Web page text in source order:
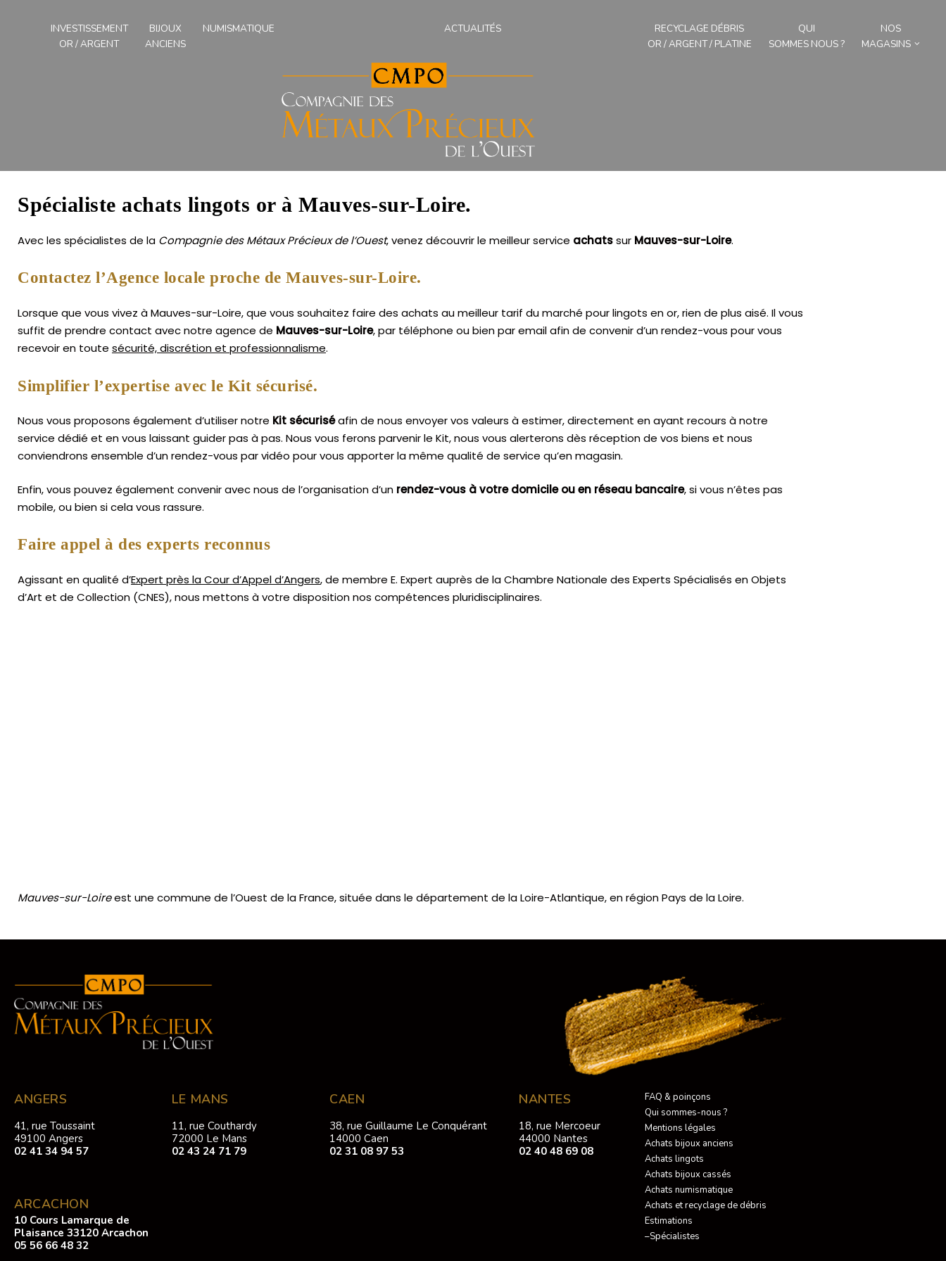
INVESTISSEMENT
OR / ARGENT
BIJOUX
ANCIENS
NUMISMATIQUE ACTUALITÉS
RECYCLAGE DÉBRIS
OR / ARGENT / PLATINE
QUI
SOMMES NOUS ?
NOS
MAGASINS
Spécialiste achats lingots or à Mauves-sur-Loire.
Avec les spécialistes de la Compagnie des Métaux Précieux de l’Ouest, venez découvrir le meilleur service achatssur Mauves-sur-Loire.
Contactez l’Agence locale proche de Mauves-sur-Loire.
Lorsque que vous vivez à Mauves-sur-Loire, que vous souhaitez faire des achats au meilleur tarif du marché pour lingots en or, rien de plus aisé. Il vous
suffit de prendre contact avec notre agence de Mauves-sur-Loire, par téléphone ou bien par email afin de convenir d’un rendez-vous pour vous
recevoir en toute sécurité, discrétion et professionnalisme.
Simplifier l’expertise avec le Kit sécurisé.
Nous vous proposons également d’utiliser notre Kit sécuriséafin de nous envoyer vos valeurs à estimer, directement en ayant recours à notre
service dédié et en vous laissant guider pas à pas. Nous vous ferons parvenir le Kit, nous vous alerterons dès réception de vos biens et nous
conviendrons ensemble d’un rendez-vous par vidéo pour vous apporter la même qualité de service qu’en magasin.
Enfin, vous pouvez également convenir avec nous de l’organisation d’un rendez-vous à votre domicile ou en réseau bancaire, si vous n’êtes pas
mobile, ou bien si cela vous rassure.
Faire appel à des experts reconnus
Agissant en qualité d’Expert près la Cour d’Appel d’Angers, de membre E. Expert auprès de laChambre Nationale des Experts Spécialisés en Objets
d’Art et de Collection (CNES),nous mettons à votre disposition nos compétences pluridisciplinaires.
Mauves-sur-Loireest une commune de l’Ouest de la France, située dans le département de la Loire-Atlantique, en région Pays de la Loire.
ANGERS
41, rue Toussaint
49100 Angers
02 41 34 94 57
ARCACHON
10 Cours Lamarque de
Plaisance 33120 Arcachon
05 56 66 48 32
LE MANS
11, rue Couthardy
72000 Le Mans
02 43 24 71 79
CAEN
38, rue Guillaume Le Conquérant
14000 Caen
02 31 08 97 53
NANTES
18, rue Mercoeur
44000 Nantes
02 40 48 69 08
FAQ & poinçons
Qui sommes-nous ?
Mentions légales
Achats bijoux anciens
Achats lingots
Achats bijoux cassés
Achats numismatique
Achats et recyclage de débris
Estimations
–Spécialistes